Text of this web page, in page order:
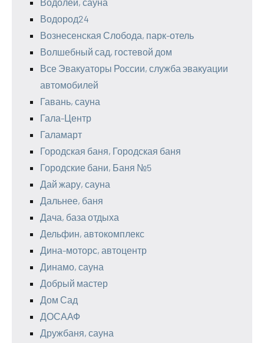
Водород24
Вознесенская Слобода, парк-отель
Волшебный сад, гостевой дом
Все Эвакуаторы России, служба эвакуации
автомобилей
Гавань, сауна
Гала-Центр
Галамарт
Городская баня, Городская баня
Городские бани, Баня №5
Дай жару, сауна
Дальнее, баня
Дача, база отдыха
Дельфин, автокомплекс
Дина-моторс, автоцентр
Динамо, сауна
Добрый мастер
Дом Сад
ДОСААФ
Дружбаня, сауна